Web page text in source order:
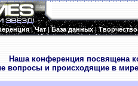
|Чат|База данных|Творчество
Наша конференция посвящена
вопросы и происходящие в